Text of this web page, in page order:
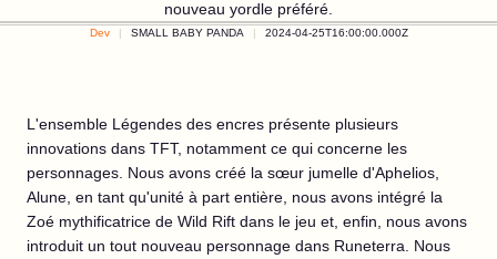
nouveau yordle préféré.
Dev SMALL BABY PANDA 2024-04-25T16:00:00.000Z
L'ensemble Légendes des encres présente plusieurs
innovations dans TFT, notamment ce qui concerne les
personnages. Nous avons créé la sœur jumelle d'Aphelios,
Alune, en tant qu'unité à part entière, nous avons intégré la
Zoé mythificatrice de Wild Rift dans le jeu et, enfin, nous avons
introduit un tout nouveau personnage dans Runeterra. Nous